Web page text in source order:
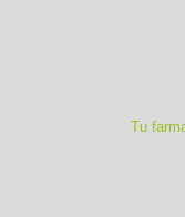
Tu